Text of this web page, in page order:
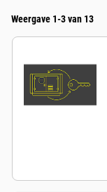
Weergave 1-3 van 13